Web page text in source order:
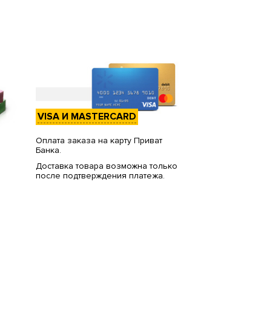
VISA И MASTERCARD
Оплата заказа на карту Приват
Банка.
Доставка товара возможна только
после подтверждения платежа.